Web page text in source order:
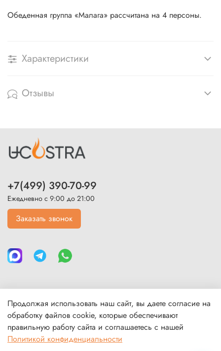
Обеденная группа «Малага» рассчитана на 4 персоны.
Характеристики
Отзывы
Каталог
Покупателям
+7(499) 390-70-99
Ежедневно с 9:00 до 21:00
Заказать звонок
Продолжая использовать наш сайт, вы даете согласие на
обработку файлов cookie, которые обеспечивают
правильную работу сайта и соглашаетесь с нашей
Политикой конфиденциальности